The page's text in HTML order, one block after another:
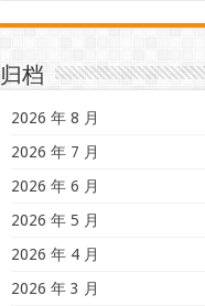
归档
2026 年 8 月
2026 年 7 月
2026 年 6 月
2026 年 5 月
2026 年 4 月
2026 年 3 月